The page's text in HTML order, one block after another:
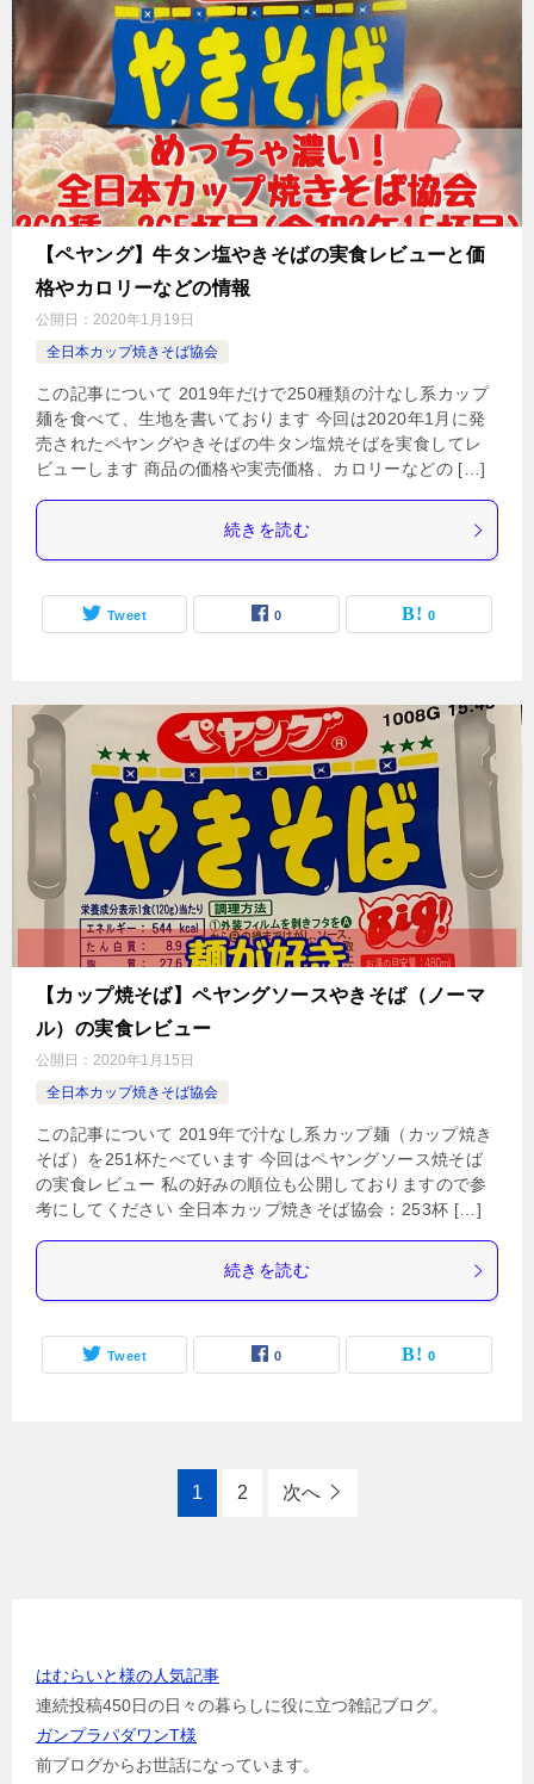
【ペヤング】牛タン塩やきそばの実食レビューと価
格やカロリーなどの情報
公開日： 2020年1月19日
全日本カップ焼きそば協会
この記事について 2019年だけで250種類の汁なし系カップ
麺を食べて、生地を書いております 今回は2020年1月に発
売されたペヤングやきそばの牛タン塩焼そばを実食してレ
ビューします 商品の価格や実売価格、カロリーなどの […]
続きを読む
Tweet 0 0
【カップ焼そば】ペヤングソースやきそば（ノーマ
ル）の実食レビュー
公開日： 2020年1月15日
全日本カップ焼きそば協会
この記事について 2019年で汁なし系カップ麺（カップ焼き
そば）を251杯たべています 今回はペヤングソース焼そば
の実食レビュー 私の好みの順位も公開しておりますので参
考にしてください 全日本カップ焼きそば協会：253杯 […]
続きを読む
Tweet 0 0
1 2 次へ
はむらいと様の人気記事
連続投稿450日の日々の暮らしに役に立つ雑記ブログ。
ガンプラパダワンT様
前ブログからお世話になっています。